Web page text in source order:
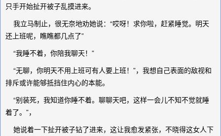
只手开始扯开被子乱摸进来。
我立马制止，很无奈地劝她说：“哎呀！求你啦，赶紧睡觉。明天
还上班呢，瞧瞧都几点了”
“我睡不着，你陪我聊天！”
“无聊，你明天不用上班可有人要上班！”，我想自己表面的敌视和
排斥或许能够抵挡住内心的本能。
“别装死，我知道你睡不着。聊聊天吧，这样一会儿不知不觉就睡
着了。”，
她说着一下扯开被子钻了进来，这让我愈发紧张，不晓得这女人下